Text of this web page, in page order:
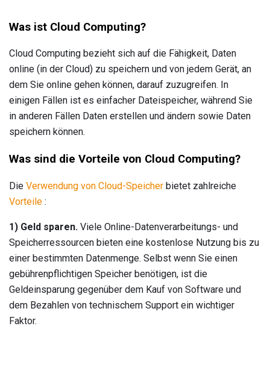
Was ist Cloud Computing?
Cloud Computing bezieht sich auf die Fähigkeit, Daten
online (in der Cloud) zu speichern und von jedem Gerät, an
dem Sie online gehen können, darauf zuzugreifen. In
einigen Fällen ist es einfacher Dateispeicher, während Sie
in anderen Fällen Daten erstellen und ändern sowie Daten
speichern können.
Was sind die Vorteile von Cloud Computing?
Die Verwendung von Cloud-Speicher bietet zahlreiche
Vorteile :
1) Geld sparen. Viele Online-Datenverarbeitungs- und
Speicherressourcen bieten eine kostenlose Nutzung bis zu
einer bestimmten Datenmenge. Selbst wenn Sie einen
gebührenpflichtigen Speicher benötigen, ist die
Geldeinsparung gegenüber dem Kauf von Software und
dem Bezahlen von technischem Support ein wichtiger
Faktor.